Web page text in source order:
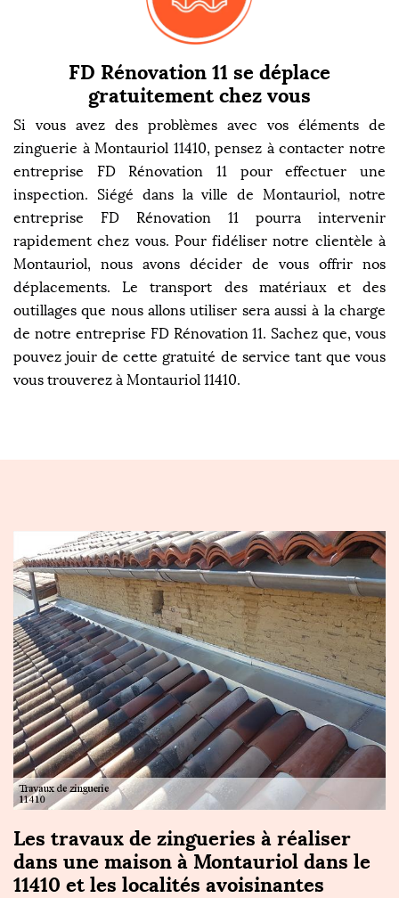
FD Rénovation 11 se déplace
gratuitement chez vous
Si vous avez des problèmes avec vos éléments de
zinguerie à Montauriol 11410, pensez à contacter notre
entreprise FD Rénovation 11 pour effectuer une
inspection. Siégé dans la ville de Montauriol, notre
entreprise FD Rénovation 11 pourra intervenir
rapidement chez vous. Pour fidéliser notre clientèle à
Montauriol, nous avons décider de vous offrir nos
déplacements. Le transport des matériaux et des
outillages que nous allons utiliser sera aussi à la charge
de notre entreprise FD Rénovation 11. Sachez que, vous
pouvez jouir de cette gratuité de service tant que vous
vous trouverez à Montauriol 11410.
Les travaux de zingueries à réaliser
dans une maison à Montauriol dans le
11410 et les localités avoisinantes